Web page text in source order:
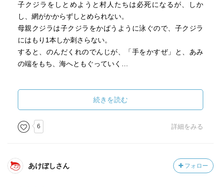
子クジラをしとめようと村人たちは必死になるが、しか
し、網がかからずしとめられない。
母親クジラは子クジラをかばうように泳ぐので、子クジラ
にはもり1本しか刺さらない。
すると、のんだくれのでんじが、「手をかすぜ」と、あみ
の端をもち、海へともぐっていく…
赤羽末吉さんの絵を目当てに手に取ったのですが、読んで
みて、あまりの話の深さに心が震えました。
ち。
クジラに罪はないけれども、クジラをしとめなければ自分
続きを読む
6 詳細をみる
あけぼしさん フォロー